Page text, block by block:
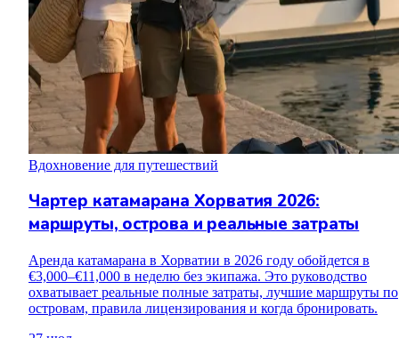
Вдохновение для путешествий
Чартер катамарана Хорватия 2026:
маршруты, острова и реальные затраты
Аренда катамарана в Хорватии в 2026 году обойдется в
€3,000–€11,000 в неделю без экипажа. Это руководство
охватывает реальные полные затраты, лучшие маршруты по
островам, правила лицензирования и когда бронировать.